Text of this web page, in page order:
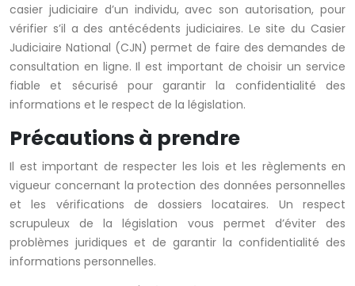
casier judiciaire d’un individu, avec son autorisation, pour
vérifier s’il a des antécédents judiciaires. Le site du Casier
Judiciaire National (CJN) permet de faire des demandes de
consultation en ligne. Il est important de choisir un service
fiable et sécurisé pour garantir la confidentialité des
informations et le respect de la législation.
Précautions à prendre
Il est important de respecter les lois et les règlements en
vigueur concernant la protection des données personnelles
et les vérifications de dossiers locataires. Un respect
scrupuleux de la législation vous permet d’éviter des
problèmes juridiques et de garantir la confidentialité des
informations personnelles.